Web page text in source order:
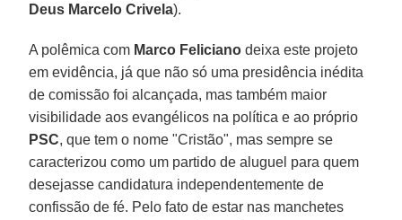
Deus Marcelo Crivela).
A polêmica com Marco Feliciano deixa este projeto
em evidência, já que não só uma presidência inédita
de comissão foi alcançada, mas também maior
visibilidade aos evangélicos na política e ao próprio
PSC, que tem o nome "Cristão", mas sempre se
caracterizou como um partido de aluguel para quem
desejasse candidatura independentemente de
confissão de fé. Pelo fato de estar nas manchetes